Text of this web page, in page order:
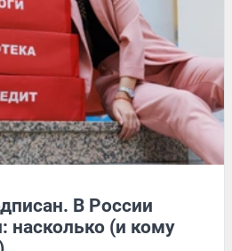
В России
насколько (и кому